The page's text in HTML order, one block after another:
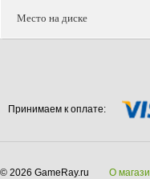
Место на диске
Принимаем к оплате:
© 2026 GameRay.ru О